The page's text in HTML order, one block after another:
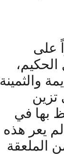
على
والثمينة
تزين
بها في
يعر هذه
الملعقة